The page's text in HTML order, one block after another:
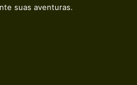
suas aventuras.